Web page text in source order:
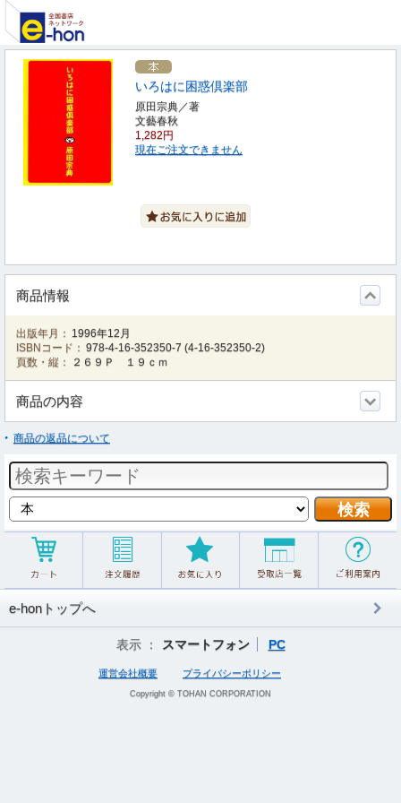
いろはに困惑倶楽部
原田宗典／著
文藝春秋
1,282円
現在ご注文できません
商品情報
出版年月： 1996年12月
ISBNコード： 978-4-16-352350-7 (4-16-352350-2)
頁数・縦：
２６９Ｐ １９ｃｍ
商品の内容
商品の返品について
e-honトップへ
表示 ： スマートフォン PC
運営会社概要 プライバシーポリシー
Copyright © TOHAN CORPORATION